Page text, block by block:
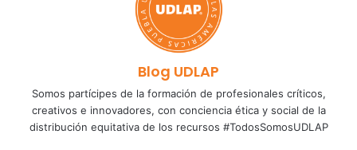
Blog UDLAP
Somos partícipes de la formación de profesionales críticos,
creativos e innovadores, con conciencia ética y social de la
distribución equitativa de los recursos #TodosSomosUDLAP